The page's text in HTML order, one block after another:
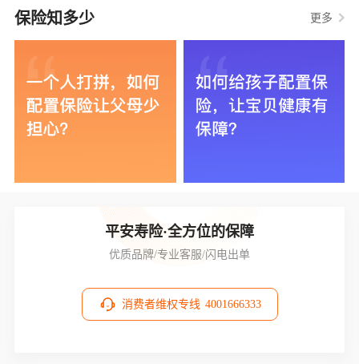
保险知多少 更多
平安寿险·全方位的保障
优质品牌/专业客服/闪电出单
消费者维权专线 4001666333